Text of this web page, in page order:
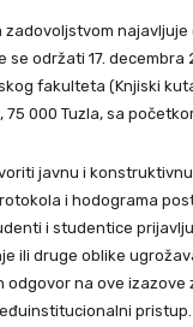
zadovoljstvom
se održati 17. decembra
fakulteta (Knjiski
75 000 Tuzla, sa
javnu i
i hodograma
i studentice
ili druge oblike
odgovor na ove izazove
pristup.